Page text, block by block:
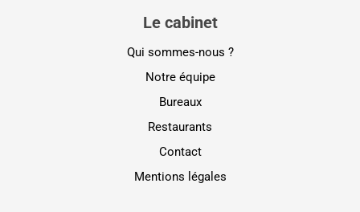
Le cabinet
Qui sommes-nous ?
Notre équipe
Bureaux
Restaurants
Contact
Mentions légales